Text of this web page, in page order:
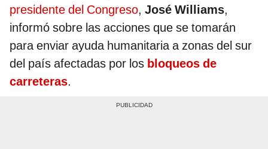
presidente del Congreso, José Williams,
informó sobre las acciones que se tomarán
para enviar ayuda humanitaria a zonas del sur
del país afectadas por los bloqueos de
carreteras.